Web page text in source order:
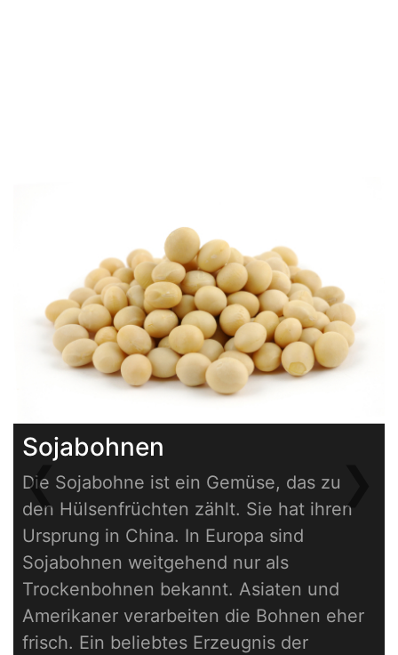
Sojabohnen
Die Sojabohne ist ein Gemüse, das zu
den Hülsenfrüchten zählt. Sie hat ihren
Ursprung in China. In Europa sind
Sojabohnen weitgehend nur als
Trockenbohnen bekannt. Asiaten und
Amerikaner verarbeiten die Bohnen eher
frisch. Ein beliebtes Erzeugnis der
❮Previous ❯